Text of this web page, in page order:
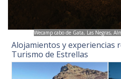
Alojamientos y experiencias
Turismo de Estrellas